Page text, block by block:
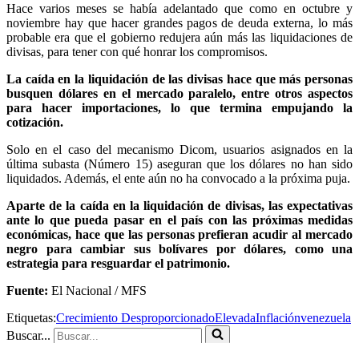
Hace varios meses se había adelantado que como en octubre y
noviembre hay que hacer grandes pagos de deuda externa, lo más
probable era que el gobierno redujera aún más las liquidaciones de
divisas, para tener con qué honrar los compromisos.
La caída en la liquidación de las divisas hace que más personas
busquen dólares en el mercado paralelo, entre otros aspectos
para hacer importaciones, lo que termina empujando la
cotización.
Solo en el caso del mecanismo Dicom, usuarios asignados en la
última subasta (Número 15) aseguran que los dólares no han sido
liquidados. Además, el ente aún no ha convocado a la próxima puja.
Aparte de la caída en la liquidación de divisas, las expectativas
ante lo que pueda pasar en el país con las próximas medidas
económicas, hace que las personas prefieran acudir al mercado
negro para cambiar sus bolívares por dólares, como una
estrategia para resguardar el patrimonio.
Fuente: El Nacional / MFS
Etiquetas:Crecimiento DesproporcionadoElevadaInflaciónvenezuela
Buscar...